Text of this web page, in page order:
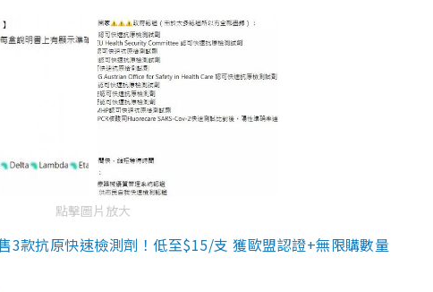
點擊圖片放大
3款抗原快速檢測劑！低至$15/支 獲歐盟認證+無限購數量